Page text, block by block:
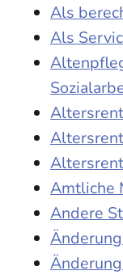
Als
Als
Amtliche
Andere